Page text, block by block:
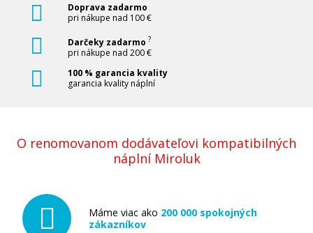
Originálny toner
Pridať do košíka
Doprava zadarmo
pri nákupe nad 100 €
Darčeky zadarmo ?
pri nákupe nad 200 €
100 % garancia kvality
garancia kvality náplní
O renomovanom dodávateľovi kompatibilných
náplní Miroluk
Máme viac ako 200 000 spokojných
zákazníkov